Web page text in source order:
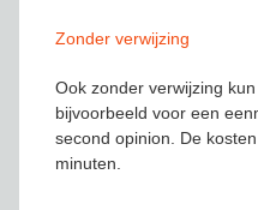
Zonder verwijzing
Ook zonder verwijzing
bijvoorbeeld voor een
second opinion. De
minuten.